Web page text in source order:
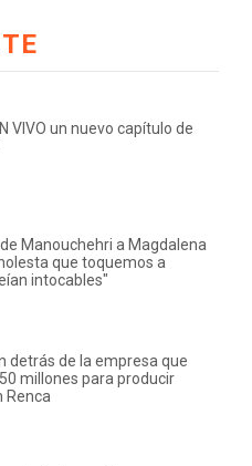
VIVO un nuevo capítulo de
de Manouchehri a Magdalena
que toquemos a
intocables"
detrás de la empresa que
millones para producir
Renca